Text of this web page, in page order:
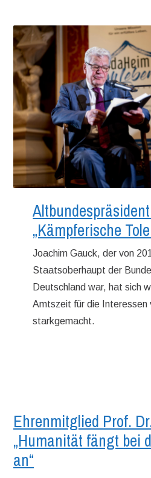
„Kämpferische
Joachim Gauck, der von
Staatsoberhaupt der
Deutschland war, hat sich
Amtszeit für die Interessen
starkgemacht.
Ehrenmitglied Prof.
„Humanität fängt bei
an“